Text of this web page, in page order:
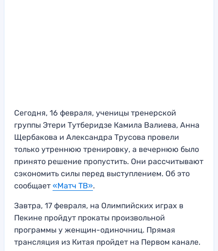
Сегодня, 16 февраля, ученицы тренерской
группы Этери Тутберидзе Камила Валиева, Анна
Щербакова и Александра Трусова провели
только утреннюю тренировку, а вечернюю было
принято решение пропустить. Они рассчитывают
сэкономить силы перед выступлением. Об это
сообщает «Матч ТВ».
Завтра, 17 февраля, на Олимпийских играх в
Пекине пройдут прокаты произвольной
программы у женщин-одиночниц. Прямая
трансляция из Китая пройдет на Первом канале.